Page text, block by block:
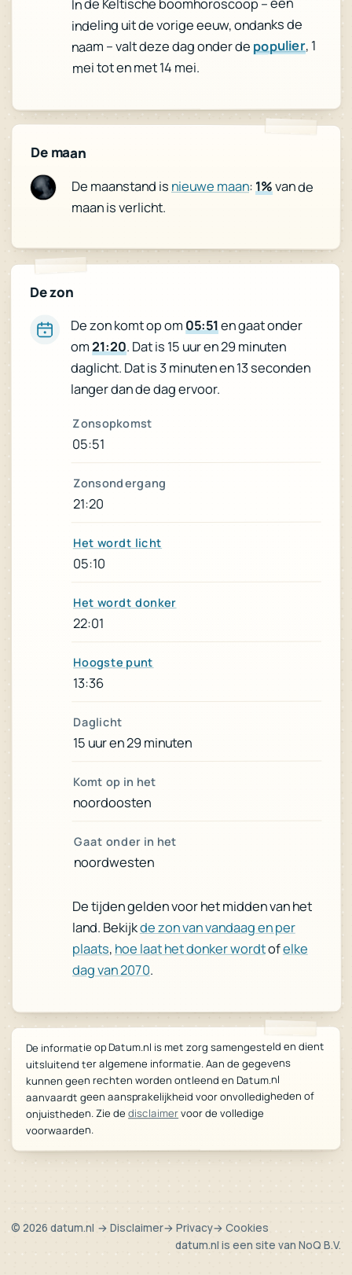
In de Keltische boomhoroscoop – een
indeling uit de vorige eeuw, ondanks de
naam – valt deze dag onder depopulier, 1
mei tot en met 14 mei.
De maan
De maanstand is nieuwe maan: 1%van de
maan is verlicht.
De zon
De zon komt op om 05:51en gaat onder
om21:20. Dat is 15 uur en 29 minuten
daglicht. Dat is 3 minuten en 13 seconden
langer dan de dag ervoor.
Zonsopkomst
05:51
Zonsondergang
21:20
Het wordt licht
05:10
Het wordt donker
22:01
Hoogste punt
13:36
Daglicht
15 uur en 29 minuten
Komt op in het
noordoosten
Gaat onder in het
noordwesten
De tijden gelden voor het midden van het
land. Bekijkde zon van vandaag en per
plaats, hoe laat het donker wordtofelke
dag van 2070.
De informatie op Datum.nl is met zorg samengesteld en dient
uitsluitend ter algemene informatie. Aan de gegevens
kunnen geen rechten worden ontleend en Datum.nl
aanvaardt geen aansprakelijkheid voor onvolledigheden of
onjuistheden. Zie dedisclaimervoor de volledige
voorwaarden.
© 2026 datum.nl → Disclaimer→ Privacy→ Cookies
datum.nl is een site van NoQ B.V.